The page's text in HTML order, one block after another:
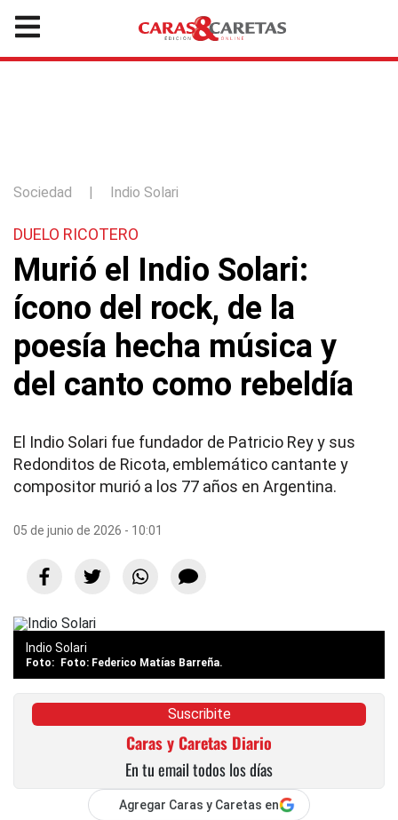
Sociedad | Indio Solari
DUELO RICOTERO
Murió el Indio Solari:
ícono del rock, de la
poesía hecha música y
del canto como rebeldía
El Indio Solari fue fundador de Patricio Rey y sus
Redonditos de Ricota, emblemático cantante y
compositor murió a los 77 años en Argentina.
05 de junio de 2026 - 10:01
Indio Solari
Foto: Federico Matías Barreña.
Suscribite
Caras y Caretas Diario
En tu email todos los días
Agregar Caras y Caretas en